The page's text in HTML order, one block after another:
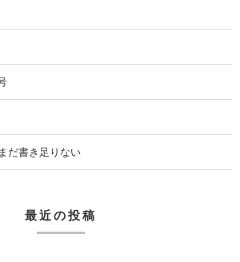
だ書き足りない
最近の投稿